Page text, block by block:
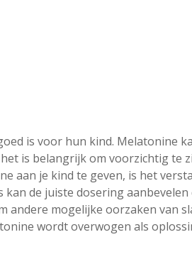
is voor hun kind. Melatonine
is belangrijk om voorzichtig te
aan je kind te geven, is het
de juiste dosering aanbevelen
andere mogelijke oorzaken van
wordt overwogen als